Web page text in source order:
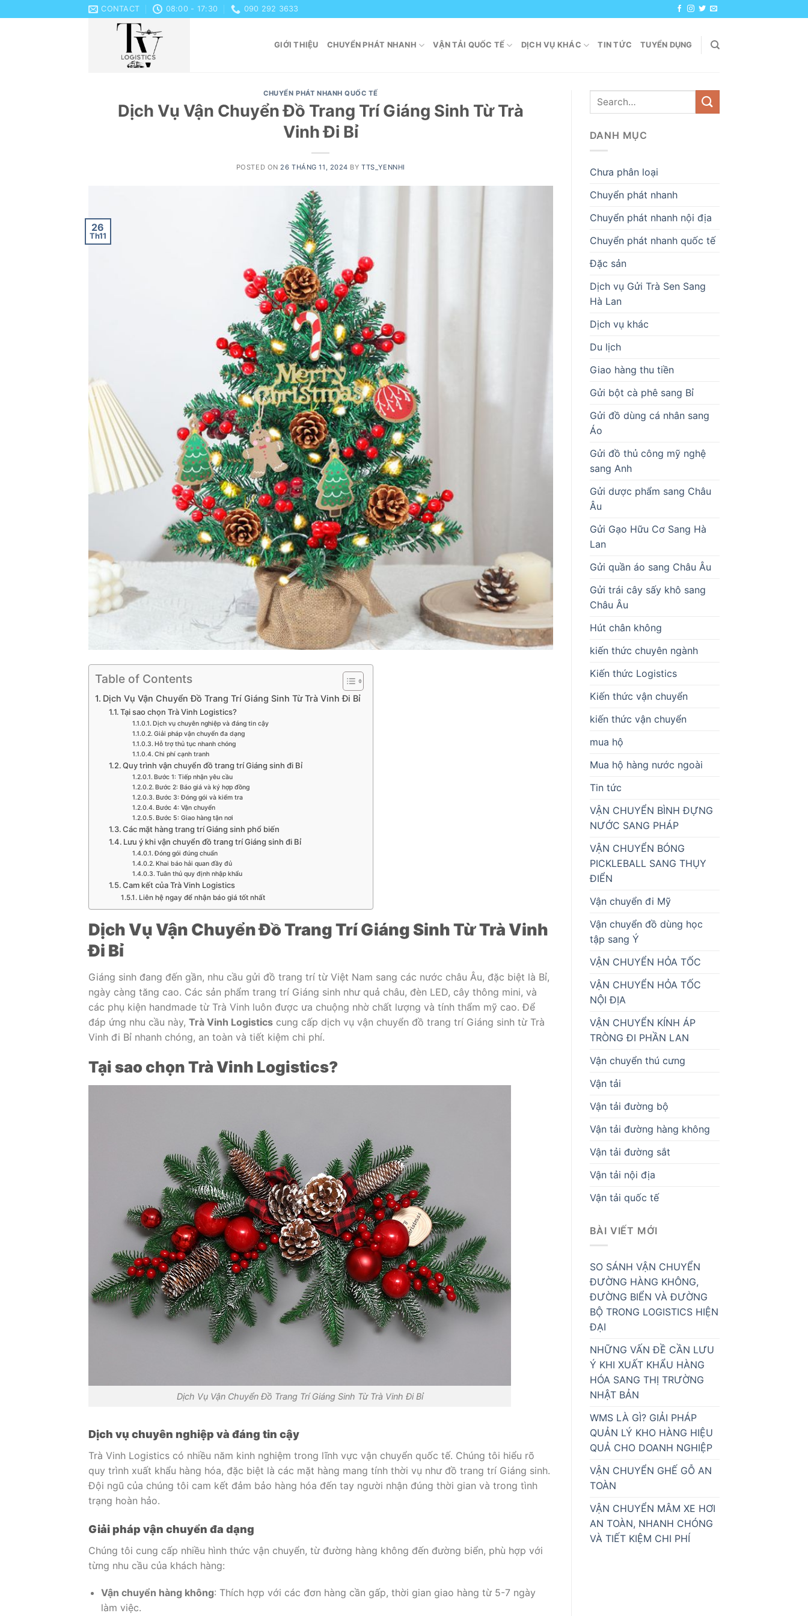
to
CONTACT 08:00 - 17:30 090 292 3633
GIỚI THIỆU CHUYỂN PHÁT NHANH VẬN TẢI QUỐC TẾ DỊCH VỤ KHÁC TIN TỨC TUYỂN DỤNG
CHUYỂN PHÁT NHANH QUỐC TẾ
Dịch Vụ Vận Chuyển Đồ Trang Trí Giáng Sinh Từ Trà
Vinh Đi Bỉ
POSTED ON 26 THÁNG 11, 2024 BYTTS_YENNHI
26
Th11
Table of Contents
Dịch Vụ Vận Chuyển Đồ Trang Trí Giáng Sinh Từ Trà Vinh Đi Bỉ
Tại sao chọn Trà Vinh Logistics?
Dịch vụ chuyên nghiệp và đáng tin cậy
Giải pháp vận chuyển đa dạng
Hỗ trợ thủ tục nhanh chóng
Chi phí cạnh tranh
Quy trình vận chuyển đồ trang trí Giáng sinh đi Bỉ
Bước 1: Tiếp nhận yêu cầu
Bước 2: Báo giá và ký hợp đồng
Bước 3: Đóng gói và kiểm tra
Bước 4: Vận chuyển
Bước 5: Giao hàng tận nơi
Các mặt hàng trang trí Giáng sinh phổ biến
Lưu ý khi vận chuyển đồ trang trí Giáng sinh đi Bỉ
Đóng gói đúng chuẩn
Khai báo hải quan đầy đủ
Tuân thủ quy định nhập khẩu
Cam kết của Trà Vinh Logistics
Liên hệ ngay để nhận báo giá tốt nhất
Dịch Vụ Vận Chuyển Đồ Trang Trí Giáng Sinh Từ Trà Vinh
Đi Bỉ
Giáng sinh đang đến gần, nhu cầu gửi đồ trang trí từ Việt Nam sang các nước châu Âu, đặc biệt là Bỉ,
ngày càng tăng cao. Các sản phẩm trang trí Giáng sinh như quả châu, đèn LED, cây thông mini, và
các phụ kiện handmade từ Trà Vinh luôn được ưa chuộng nhờ chất lượng và tính thẩm mỹ cao. Để
đáp ứng nhu cầu này, Trà Vinh Logistics cung cấp dịch vụ vận chuyển đồ trang trí Giáng sinh từ Trà
Vinh đi Bỉ nhanh chóng, an toàn và tiết kiệm chi phí.
Tại sao chọn Trà Vinh Logistics?
Dịch Vụ Vận Chuyển Đồ Trang Trí Giáng Sinh Từ Trà Vinh Đi Bỉ
Dịch vụ chuyên nghiệp và đáng tin cậy
Trà Vinh Logistics có nhiều năm kinh nghiệm trong lĩnh vực vận chuyển quốc tế. Chúng tôi hiểu rõ
quy trình xuất khẩu hàng hóa, đặc biệt là các mặt hàng mang tính thời vụ như đồ trang trí Giáng sinh.
Đội ngũ của chúng tôi cam kết đảm bảo hàng hóa đến tay người nhận đúng thời gian và trong tình
trạng hoàn hảo.
Giải pháp vận chuyển đa dạng
Chúng tôi cung cấp nhiều hình thức vận chuyển, từ đường hàng không đến đường biển, phù hợp với
từng nhu cầu của khách hàng:
Vận chuyển hàng không: Thích hợp với các đơn hàng cần gấp, thời gian giao hàng từ 5-7 ngày
làm việc.
DANH MỤC
Chưa phân loại
Chuyển phát nhanh
Chuyển phát nhanh nội địa
Chuyển phát nhanh quốc tế
Đặc sản
Dịch vụ Gửi Trà Sen Sang
Hà Lan
Dịch vụ khác
Du lịch
Giao hàng thu tiền
Gửi bột cà phê sang Bỉ
Gửi đồ dùng cá nhân sang
Áo
Gửi đồ thủ công mỹ nghệ
sang Anh
Gửi dược phẩm sang Châu
Âu
Gửi Gạo Hữu Cơ Sang Hà
Lan
Gửi quần áo sang Châu Âu
Gửi trái cây sấy khô sang
Châu Âu
Hút chân không
kiến thức chuyên ngành
Kiến thức Logistics
Kiến thức vận chuyển
kiến thức vận chuyển
mua hộ
Mua hộ hàng nước ngoài
Tin tức
VẬN CHUYỂN BÌNH ĐỰNG
NƯỚC SANG PHÁP
VẬN CHUYỂN BÓNG
PICKLEBALL SANG THỤY
ĐIỂN
Vận chuyển đi Mỹ
Vận chuyển đồ dùng học
tập sang Ý
VẬN CHUYỂN HỎA TỐC
VẬN CHUYỂN HỎA TỐC
NỘI ĐỊA
VẬN CHUYỂN KÍNH ÁP
TRÒNG ĐI PHẦN LAN
Vận chuyển thú cưng
Vận tải
Vận tải đường bộ
Vận tải đường hàng không
Vận tải đường sắt
Vận tải nội địa
Vận tải quốc tế
BÀI VIẾT MỚI
SO SÁNH VẬN CHUYỂN
ĐƯỜNG HÀNG KHÔNG,
ĐƯỜNG BIỂN VÀ ĐƯỜNG
BỘ TRONG LOGISTICS HIỆN
ĐẠI
NHỮNG VẤN ĐỀ CẦN LƯU
Ý KHI XUẤT KHẨU HÀNG
HÓA SANG THỊ TRƯỜNG
NHẬT BẢN
WMS LÀ GÌ? GIẢI PHÁP
QUẢN LÝ KHO HÀNG HIỆU
QUẢ CHO DOANH NGHIỆP
VẬN CHUYỂN GHẾ GỖ AN
TOÀN
VẬN CHUYỂN MÂM XE HƠI
AN TOÀN, NHANH CHÓNG
VÀ TIẾT KIỆM CHI PHÍ